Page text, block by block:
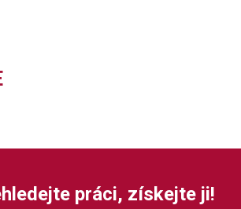
práci, získejte ji!